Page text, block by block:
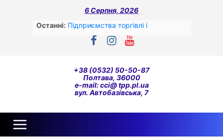
6 Серпня, 2026
Останні: Підприємства торгівлі і
переробної промисловості –
лідери сплати податків за перший
До уваги!
ОПИТУВАННЯ ОРГАНІЗАЦІЙ
ГРОМАДЯНСЬКОГО СУСПІЛЬСТВА
ЩОДО ЇХ ВЗАЄМОДІЇ З
ТА ОРГАНАМИ МІСЦЕВОГО
АГРАРНОГО ТА СІЛЬСЬКОГО
+38 (0532) 50-50-87
Полтава, 36000
e-mail: cci@ tpp.pl.ua
вул. Автобазівська, 7